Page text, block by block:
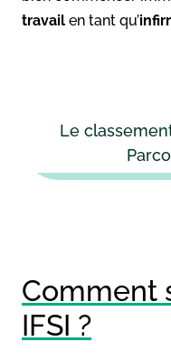
travail en tant qu’
Le
Comment
IFSI ?